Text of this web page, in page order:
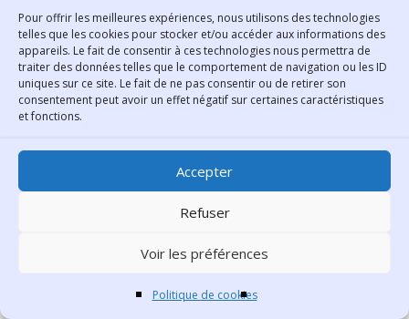
Pour offrir les meilleures expériences, nous utilisons des technologies
telles que les cookies pour stocker et/ou accéder aux informations des
appareils. Le fait de consentir à ces technologies nous permettra de
traiter des données telles que le comportement de navigation ou les ID
uniques sur ce site. Le fait de ne pas consentir ou de retirer son
consentement peut avoir un effet négatif sur certaines caractéristiques
et fonctions.
Accepter
Refuser
Voir les préférences
Politique de cookies
Liberté mom sa bop (2021)
Lyon depuis le début des années 1990 il sera
pendant trente ans de toutes les expériences
musicales avec ces groupes les plus notables du
(afro-dub) ou encoreLe Peuple de
band rhône-alpin appeléNMB Afrobeat